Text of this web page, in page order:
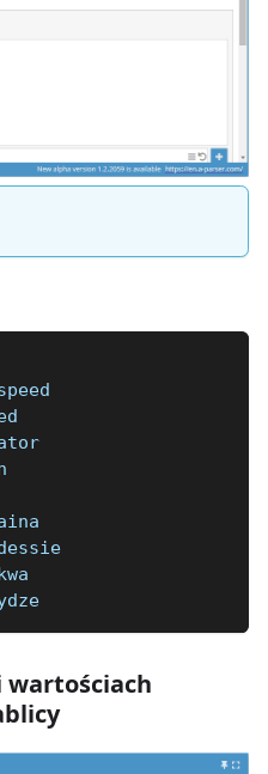
wartościach